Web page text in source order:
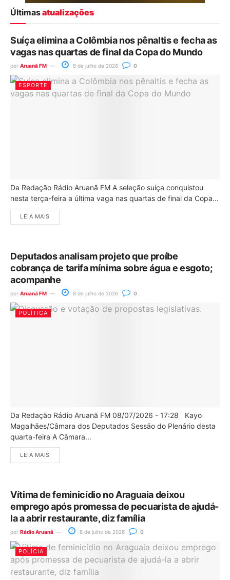
Últimasatualizações
Suíça elimina a Colômbia nos pênaltis e fecha as
vagas nas quartas de final da Copa do Mundo
por Aruanã FM 8 de julho de 2026 0
ESPORTE
Da Redação Rádio Aruanã FM A seleção suíça conquistou
nesta terça-feira a última vaga nas quartas de final da Copa...
LEIA MAIS
Deputados analisam projeto que proíbe
cobrança de tarifa mínima sobre água e esgoto;
acompanhe
por Aruanã FM 8 de julho de 2026 0
POLÍTICA
Da Redação Rádio Aruanã FM 08/07/2026 - 17:28 Kayo
Magalhães/Câmara dos Deputados Sessão do Plenário desta
quarta-feira A Câmara...
LEIA MAIS
Vítima de feminicídio no Araguaia deixou
emprego após promessa de pecuarista de ajudá-
la a abrir restaurante, diz família
por Rádio Aruanã 8 de julho de 2026 0
POLÍCIA